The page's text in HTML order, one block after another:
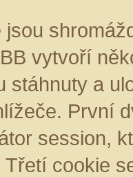
vytvoří
stáhnuty a
První
session,
Třetí cookie